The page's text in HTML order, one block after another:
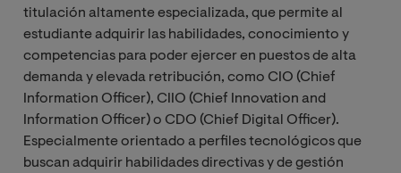
titulación altamente especializada, que permite al
estudiante adquirir las habilidades, conocimiento y
competencias para poder ejercer en puestos de alta
demanda y elevada retribución, como CIO (Chief
Information Officer), CIIO (Chief Innovation and
Information Officer) o CDO (Chief Digital Officer).
Especialmente orientado a perfiles tecnológicos que
buscan adquirir habilidades directivas y de gestión